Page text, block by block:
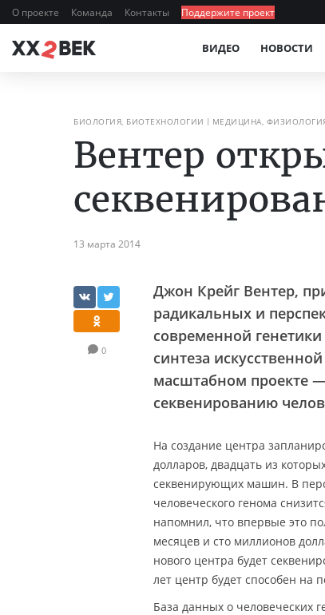
О проекте Команда Контакты Поддержите проект
ВИДЕО НОВОСТИ
БИОЛОГИЯ, БИОТЕХНОЛОГИИ МЕДИЦИНА,
Вентер
13 марта 2014
0
Джон Крейг Вентер,
радикальных и
современной
синтеза
масштабном проекте
секвенированию
На создание центра
долларов, двадцать из
секвенирующих машин. В
человеческого генома
напомнил, что впервые это
месяцев и сто миллионов
нового центра будет
лет центр будет способен на
База данных о человеческих